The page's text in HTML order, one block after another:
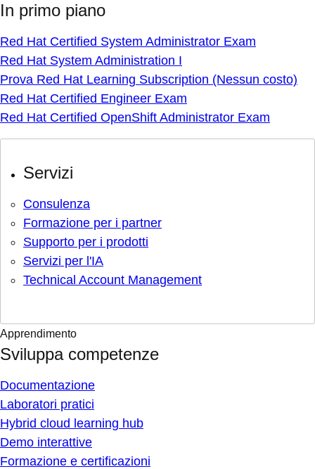
In primo piano
Red Hat Certified System Administrator Exam
Red Hat System Administration I
Prova Red Hat Learning Subscription (Nessun costo)
Red Hat Certified Engineer Exam
Red Hat Certified OpenShift Administrator Exam
Servizi
Consulenza
Formazione per i partner
Supporto per i prodotti
Servizi per l'IA
Technical Account Management
Apprendimento
Sviluppa competenze
Documentazione
Laboratori pratici
Hybrid cloud learning hub
Demo interattive
Formazione e certificazioni